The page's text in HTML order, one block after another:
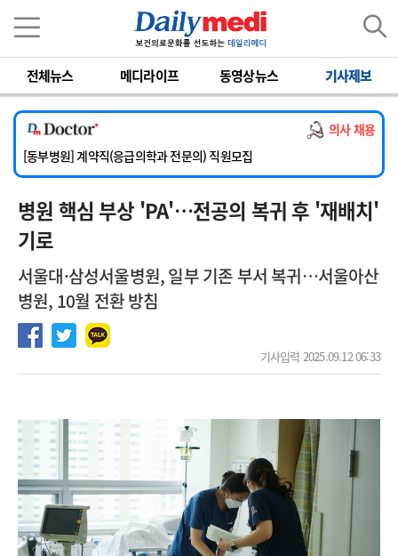
전체뉴스 메디라이프 동영상뉴스 기사제보
의사 채용
[서울아산병원] 2026년 하반기 인턴 모집
[영남대학교의료원] 마취통증의학과 임기제 임상의사 채용
[충남대학교병원] 소아청소년과(소아응급전담) 계약직 의사 공개채용
[동부병원] 계약직(응급의학과 전문의) 직원모집
[이대목동병원] 하반기 전공의(레지던트1년차) 모집
[서울아산병원] 2026년 하반기 인턴 모집
[영남대학교의료원] 마취통증의학과 임기제 임상의사 채용
병원 핵심 부상 'PA'…전공의 복귀 후 '재배치'
기로
서울대·삼성서울병원, 일부 기존 부서 복귀…서울아산
병원, 10월 전환 방침
기사입력 2025.09.12 06:33